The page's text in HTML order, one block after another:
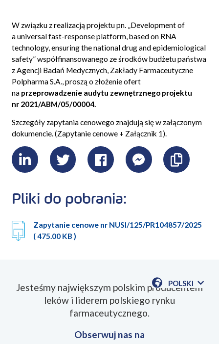
W związku z realizacją projektu pn. „Development of
a universal fast-response platform, based on RNA
technology, ensuring the national drug and epidemiological
safety” współfinansowanego ze środków budżetu państwa
z Agencji Badań Medycznych, Zakłady Farmaceutyczne
Polpharma S.A., proszą o złożenie ofert
na przeprowadzenie audytu zewnętrznego projektu
nr 2021/ABM/05/00004.
Szczegóły zapytania cenowego znajdują się w załączonym
dokumencie. (Zapytanie cenowe + Załącznik 1).
LinkedInTwitterFacebookMessenger
Pliki do pobrania:
Zapytanie cenowe nr NUSI/125/PR104857/2025
( 475.00 KB )
POLSKI
POKAŻ
Jesteśmy największym polskim producentem
leków i liderem polskiego rynku
farmaceutycznego.
Obserwuj nas na